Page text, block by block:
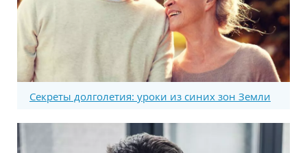
Секреты долголетия: уроки из синих зон Земли